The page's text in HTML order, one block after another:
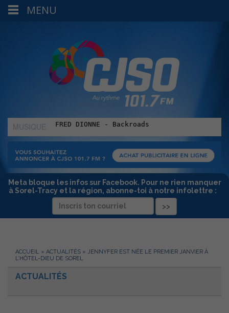
MUSIQUE
:
Meta bloque les infos sur Facebook. Pour ne rien manquer
à Sorel-Tracy et la région, abonne-toi à notre infolettre :
ACCUEIL » ACTUALITÉS » JENNYFER EST NÉE LE PREMIER JANVIER À
L’HÔTEL-DIEU DE SOREL
ACTUALITÉS
MENU